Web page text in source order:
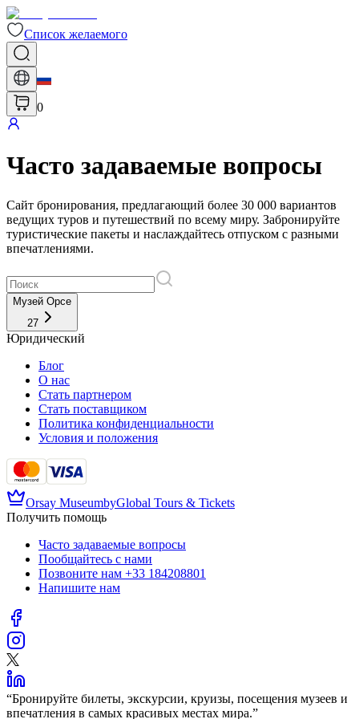
Список желаемого
0
Часто задаваемые вопросы
Сайт бронирования, предлагающий более 30 000 вариантов
ведущих туров и путешествий по всему миру. Забронируйте
туристические пакеты и наслаждайтесь отпуском с разными
впечатлениями.
Музей Орсе
27
Юридический
Блог
О нас
Стать партнером
Стать поставщиком
Политика конфиденциальности
Условия и положения
Orsay MuseumbyGlobal Tours & Tickets
Получить помощь
Часто задаваемые вопросы
Пообщайтесь с нами
Позвоните нам +33 184208801
Напишите нам
“Бронируйте билеты, экскурсии, круизы, посещения музеев и
впечатления в самых красивых местах мира.”